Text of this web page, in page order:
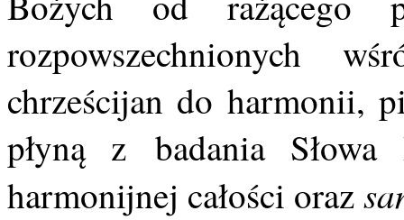
rozpowszechnionych
chrześcijan do harmonii,
płyną z badania
harmonijnej całości oraz